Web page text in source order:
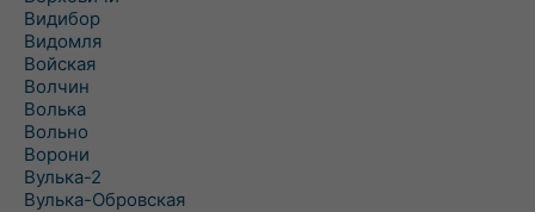
Видибор
Видомля
Войская
Волчин
Волька
Вольно
Ворони
Вулька-2
Вулька-Обровская